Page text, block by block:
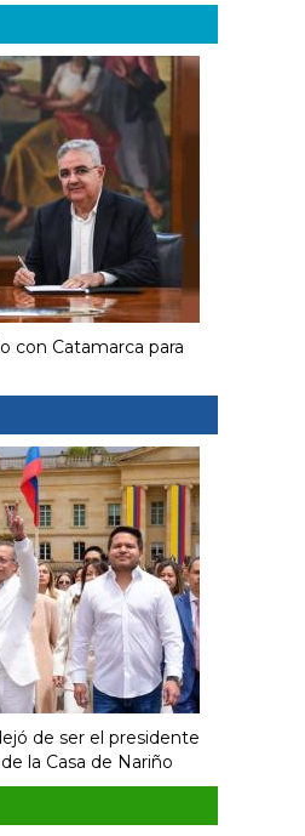
con Catamarca para
de ser el presidente
la Casa de Nariño